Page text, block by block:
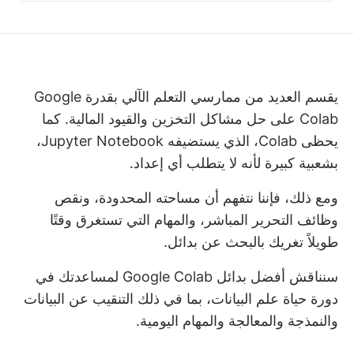
يقسم العديد من ممارسي التعلم الآلي بقدرة Google
Colab على حل مشاكل التخزين والقيود المالية. كما
يحظى Colab، الذي يستضيفه Jupyter Notebook،
بشعبية كبيرة لأنه لا يتطلب أي إعداد.
ومع ذلك، فإننا نتفهم أن مساحته المحدودة، ونقص
وظائف التحرير المباشر، والمهام التي تستغرق وقتًا
طويلاً تغريك بالبحث عن بدائل.
سنناقش أفضل بدائل Google Colab لمساعدتك في
دورة حياة علم البيانات، بما في ذلك التنقيب عن البيانات
والنمذجة والمعالجة والمهام اليومية.